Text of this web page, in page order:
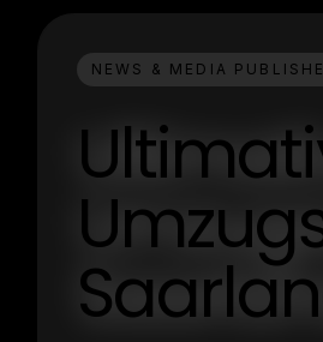
NEWS & MEDIA